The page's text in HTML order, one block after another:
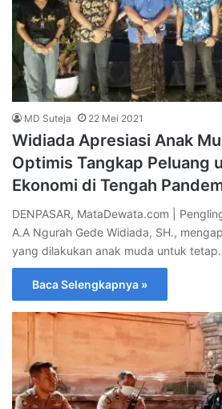
MD Suteja 22 Mei 2021
Widiada Apresiasi Anak
Optimis Tangkap Peluang
Ekonomi di Tengah
DENPASAR, MataDewata.com |
A.A Ngurah Gede Widiada, SH.,
yang dilakukan anak muda untuk
Baca Selengkapnya »